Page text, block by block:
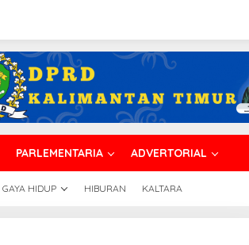
PARLEMENTARIA ADVERTORIAL
GAYA HIDUP HIBURAN KALTARA